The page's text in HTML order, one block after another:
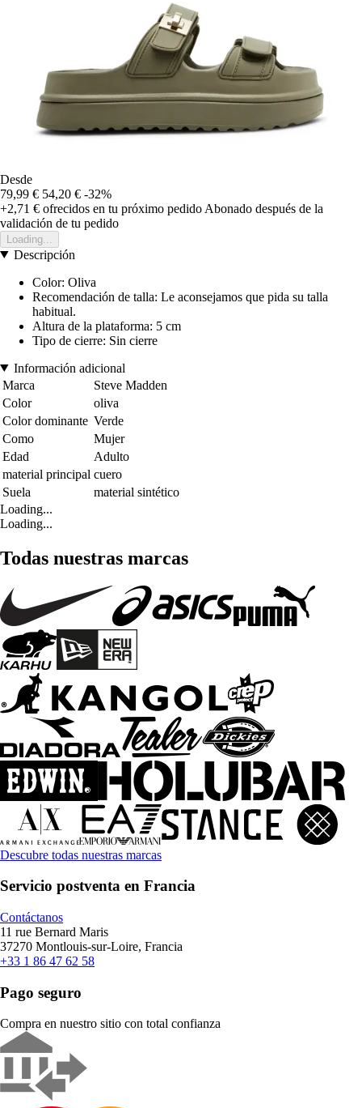
Desde
79,99 € 54,20 € -32%
+2,71 € ofrecidos en tu próximo pedido Abonado después de la
validación de tu pedido
Loading...
Descripción
Color: Oliva
Recomendación de talla: Le aconsejamos que pida su talla
habitual.
Altura de la plataforma: 5 cm
Tipo de cierre: Sin cierre
Información adicional
Marca
Steve Madden
Color
oliva
Color dominante Verde
Como
Mujer
Edad
Adulto
material principal cuero
Suela
material sintético
Loading...
Loading...
Todas nuestras marcas
Descubre todas nuestras marcas
Servicio postventa en Francia
Contáctanos
11 rue Bernard Maris
37270 Montlouis-sur-Loire, Francia
+33 1 86 47 62 58
Pago seguro
Compra en nuestro sitio con total confianza